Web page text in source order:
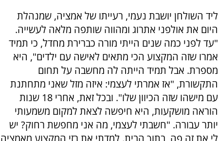
ליד השולחן יושבת נעמי, רעייתו של אמציה, שמנהלת
היום את אולפני אתרוג ומהווה שותפה מלאה לעשייה.
"עד לפני כמה שנים הייתי מורה כברירת מחדל, כי תמיד
אמרו שזה המקצוע הכי מתאים לאישה עם ילדים", היא
מספרת. אבל תמיד הייתה לה מחשבה על תחום
התקשורת, "אז אמרתי לעצמי: איזה מזל שאני מתחתנת
עם מישהו שזה הכיוון שלו". ובכל זאת, אחרי 18 שנות
הוראה מושקעות, היא חיפשה לצאת למקום משמעותי
יותר עבורה. "חשבתי לעצמי, מה אני מחפשת רחוק? יש